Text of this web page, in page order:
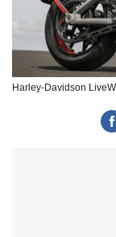
Harley-Davidson